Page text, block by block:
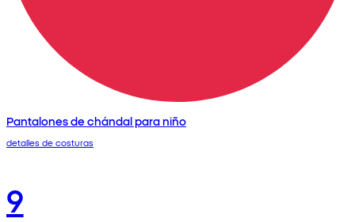
Pantalones de chándal para niño
detalles de costuras
9